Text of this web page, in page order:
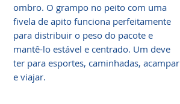
ombro. O grampo no peito com uma
fivela de apito funciona perfeitamente
para distribuir o peso do pacote e
mantê-lo estável e centrado. Um deve
ter para esportes, caminhadas, acampar
e viajar.